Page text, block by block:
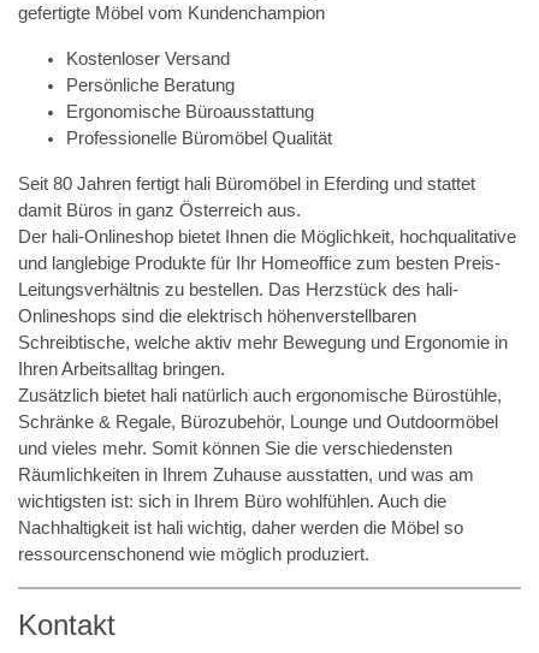
gefertigte Möbel vom Kundenchampion
Kostenloser Versand
Persönliche Beratung
Ergonomische Büroausstattung
Professionelle Büromöbel Qualität
Seit 80 Jahren fertigt hali Büromöbel in Eferding und stattet
damit Büros in ganz Österreich aus.
Der hali-Onlineshop bietet Ihnen die Möglichkeit, hochqualitative
und langlebige Produkte für Ihr Homeoffice zum besten Preis-
Leitungsverhältnis zu bestellen. Das Herzstück des hali-
Onlineshops sind die elektrisch höhenverstellbaren
Schreibtische, welche aktiv mehr Bewegung und Ergonomie in
Ihren Arbeitsalltag bringen.
Zusätzlich bietet hali natürlich auch ergonomische Bürostühle,
Schränke & Regale, Bürozubehör, Lounge und Outdoormöbel
und vieles mehr. Somit können Sie die verschiedensten
Räumlichkeiten in Ihrem Zuhause ausstatten, und was am
wichtigsten ist: sich in Ihrem Büro wohlfühlen. Auch die
Nachhaltigkeit ist hali wichtig, daher werden die Möbel so
ressourcenschonend wie möglich produziert.
Kontakt